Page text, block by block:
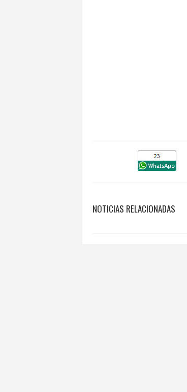
NOTICIAS RELACIONADAS